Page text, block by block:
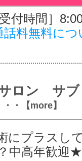
受付時間］
話料無料につ
ロン サブ
・【more】
にプラスし
中高年歓迎★